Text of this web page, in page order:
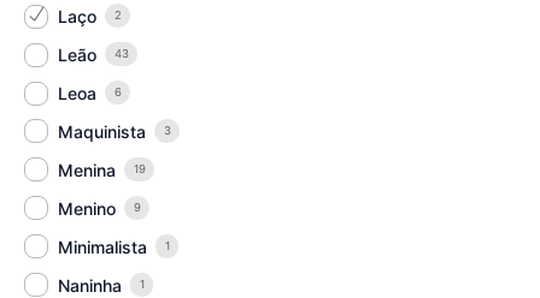
Laço 2
Leão 43
Leoa 6
Maquinista 3
Menina 19
Menino 9
Minimalista 1
Naninha 1